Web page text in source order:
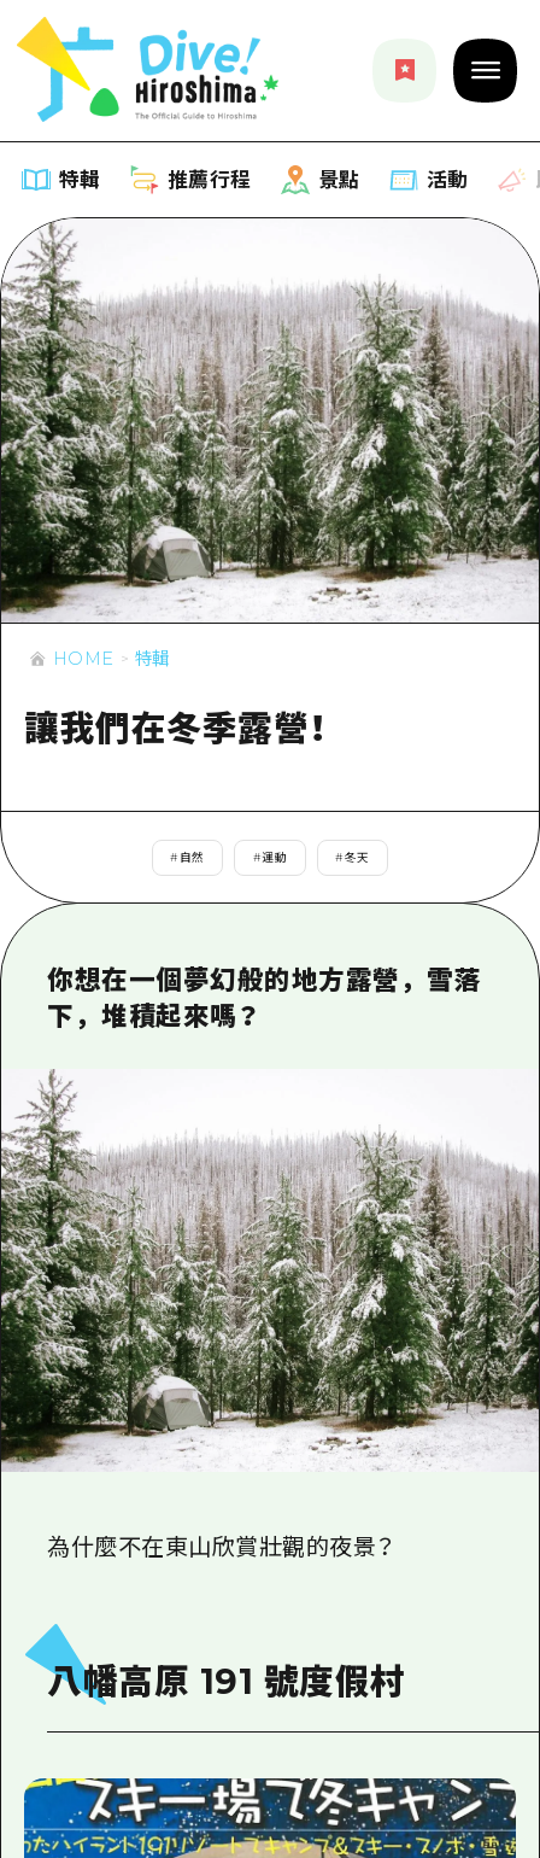
特輯 推薦行程 景點 活動
列表
推薦
藝術
活動·廟會
美食·酒水
騎自行車
購物
夜晚生活
標準
治癒
自然
推薦行程
列表
Dive! Hiroshima 官方向導
廣島隨意旅行
廣島市內
安芸
答對了
藝北
東山口
一日遊
景點
列表
廣島市內
安芸
答對了
美北
藝北
東山口
愛媛
島根
活動
即時訊息
有用的信息
存取
超值遊覽門票
廣島好客通行證
廣島免費 Wi-Fi
廣島視頻
常見問題
照片下載
災難發生期間的交通資訊
廣島縣觀光宣傳冊
HOME 特輯
讓我們在冬季露營！
# 自然 #運動 #冬天
你想在一個夢幻般的地方露營，雪落
下，堆積起來嗎？
為什麼不在東山欣賞壯觀的夜景？
八幡高原 191 號度假村